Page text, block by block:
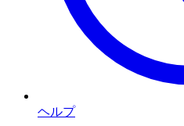
ヘルプ